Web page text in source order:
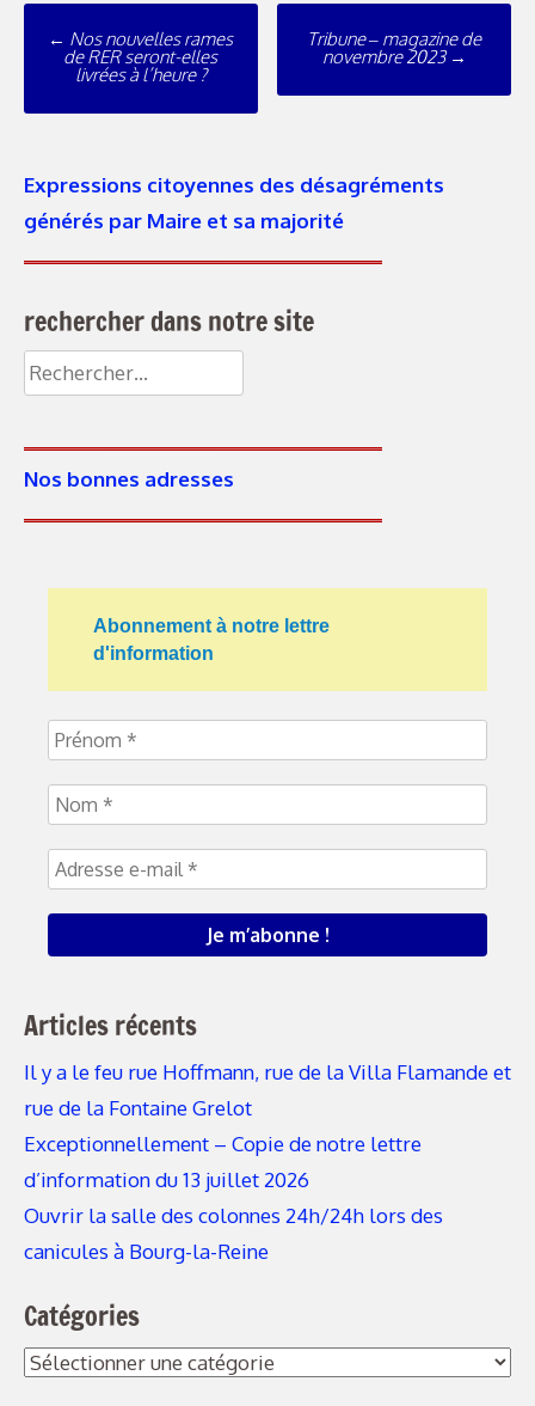
← Nos nouvelles rames
de RER seront-elles
livrées à l’heure ?
Tribune – magazine de
novembre 2023 →
Expressions citoyennes des désagréments
générés par Maire et sa majorité
rechercher dans notre site
Nos bonnes adresses
Abonnement à notre lettre
d'information
Articles récents
Il y a le feu rue Hoffmann, rue de la Villa Flamande et
rue de la Fontaine Grelot
Exceptionnellement – Copie de notre lettre
d’information du 13 juillet 2026
Ouvrir la salle des colonnes 24h/24h lors des
canicules à Bourg-la-Reine
Catégories